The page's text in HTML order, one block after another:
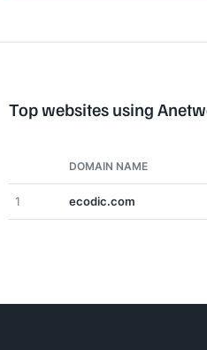
Top websites using
DOMAIN NAME
1 ecodic.com